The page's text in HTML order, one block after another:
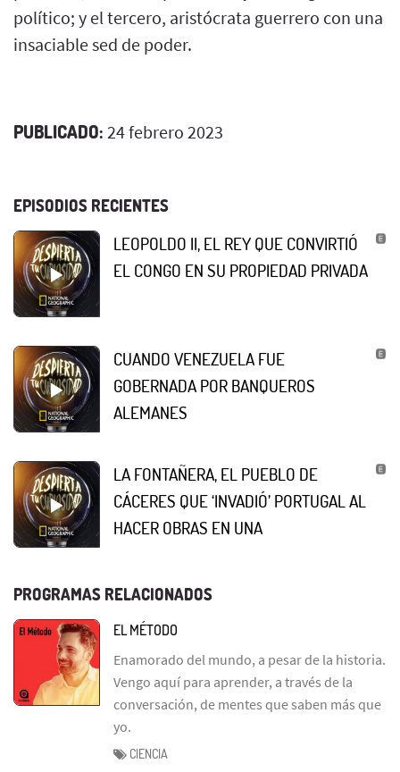
político; y el tercero, aristócrata guerrero con una
insaciable sed de poder.
PUBLICADO: 24 febrero 2023
EPISODIOS RECIENTES
LEOPOLDO II, EL REY QUE CONVIRTIÓ
EL CONGO EN SU PROPIEDAD PRIVADA
CUANDO VENEZUELA FUE
GOBERNADA POR BANQUEROS
ALEMANES
LA FONTAÑERA, EL PUEBLO DE
CÁCERES QUE ‘INVADIÓ’ PORTUGAL AL
HACER OBRAS EN UNA
PROGRAMAS RELACIONADOS
EL MÉTODO
Enamorado del mundo, a pesar de la historia.
Vengo aquí para aprender, a través de la
conversación, de mentes que saben más que
yo.
CIENCIA